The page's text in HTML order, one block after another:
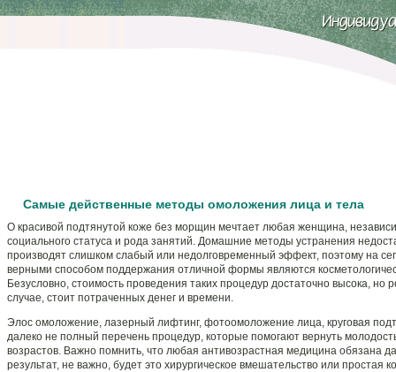
Самые действенные методы омоложения лица и тела
О красивой подтянутой коже без морщин мечтает любая женщина,
социального статуса и рода занятий. Домашние методы устранения
производят слишком слабый или недолговременный эффект, поэтому на
верными способом поддержания отличной формы являются
Безусловно, стоимость проведения таких процедур достаточно высока, но
случае, стоит потраченных денег и времени.
Элос омоложение, лазерный лифтинг, фотоомоложение лица, круговая
далеко не полный перечень процедур, которые помогают вернуть
возрастов. Важно помнить, что любая антивозрастная медицина обязана
результат, не важно, будет это хирургическое вмешательство или простая